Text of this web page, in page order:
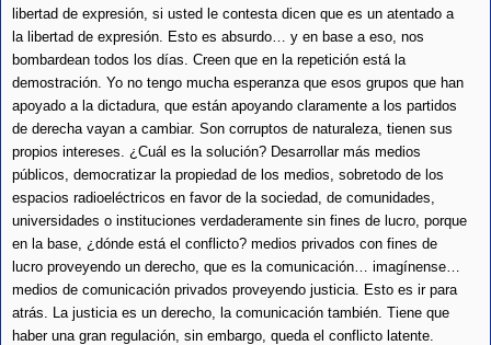
libertad de expresión, si usted le contesta dicen que es un atentado a
la libertad de expresión. Esto es absurdo… y en base a eso, nos
bombardean todos los días. Creen que en la repetición está la
demostración. Yo no tengo mucha esperanza que esos grupos que han
apoyado a la dictadura, que están apoyando claramente a los partidos
de derecha vayan a cambiar. Son corruptos de naturaleza, tienen sus
propios intereses. ¿Cuál es la solución? Desarrollar más medios
públicos, democratizar la propiedad de los medios, sobretodo de los
espacios radioeléctricos en favor de la sociedad, de comunidades,
universidades o instituciones verdaderamente sin fines de lucro, porque
en la base, ¿dónde está el conflicto? medios privados con fines de
lucro proveyendo un derecho, que es la comunicación… imagínense…
medios de comunicación privados proveyendo justicia. Esto es ir para
atrás. La justicia es un derecho, la comunicación también. Tiene que
haber una gran regulación, sin embargo, queda el conflicto latente.